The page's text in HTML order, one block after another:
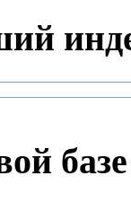
базе